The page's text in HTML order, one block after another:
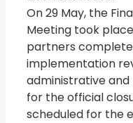
On 29 May, the
Meeting took
partners
implementation
administrative
for the official
scheduled for the